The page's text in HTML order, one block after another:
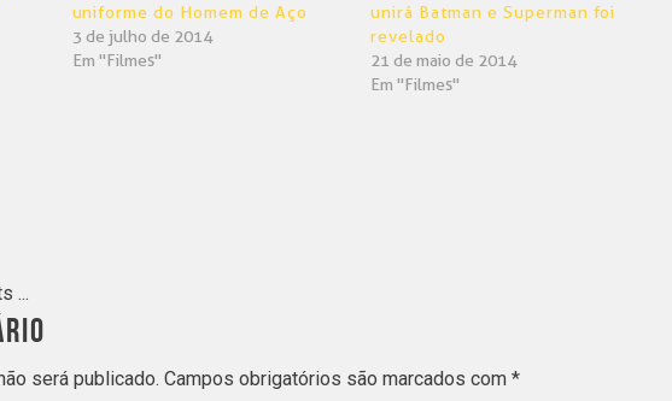
uniforme do Homem de Aço
3 de julho de 2014
Em "Filmes"
unirá Batman e Superman foi
revelado
21 de maio de 2014
Em "Filmes"
...
será publicado. Campos obrigatórios são marcados com *